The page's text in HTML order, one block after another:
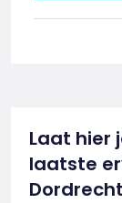
Laat hier
laatste
Dordrecht